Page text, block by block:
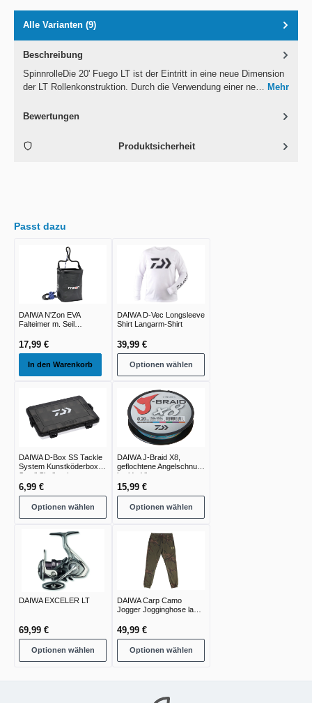
Alle Varianten (9)
Beschreibung
SpinnrolleDie 20' Fuego LT ist der Eintritt in eine neue Dimension
der LT Rollenkonstruktion. Durch die Verwendung einer ne… Mehr
Bewertungen
Produktsicherheit
Passt dazu
DAIWA N'Zon EVA
Falteimer m. Seil
17,99 €
In den Warenkorb
DAIWA D-Vec Longsleeve
Shirt Langarm-Shirt
39,99 €
Optionen wählen
DAIWA D-Box SS Tackle
System Kunstköderbox |
Small Shallow |
6,99 €
Optionen wählen
DAIWA J-Braid X8,
geflochtene Angelschnur,
braided line
15,99 €
Optionen wählen
DAIWA EXCELER LT
69,99 €
Optionen wählen
DAIWA Carp Camo
Jogger Jogginghose lang
49,99 €
Optionen wählen